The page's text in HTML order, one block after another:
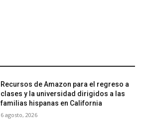
Recursos de Amazon para el regreso a
clases y la universidad dirigidos a las
familias hispanas en California
6 agosto, 2026